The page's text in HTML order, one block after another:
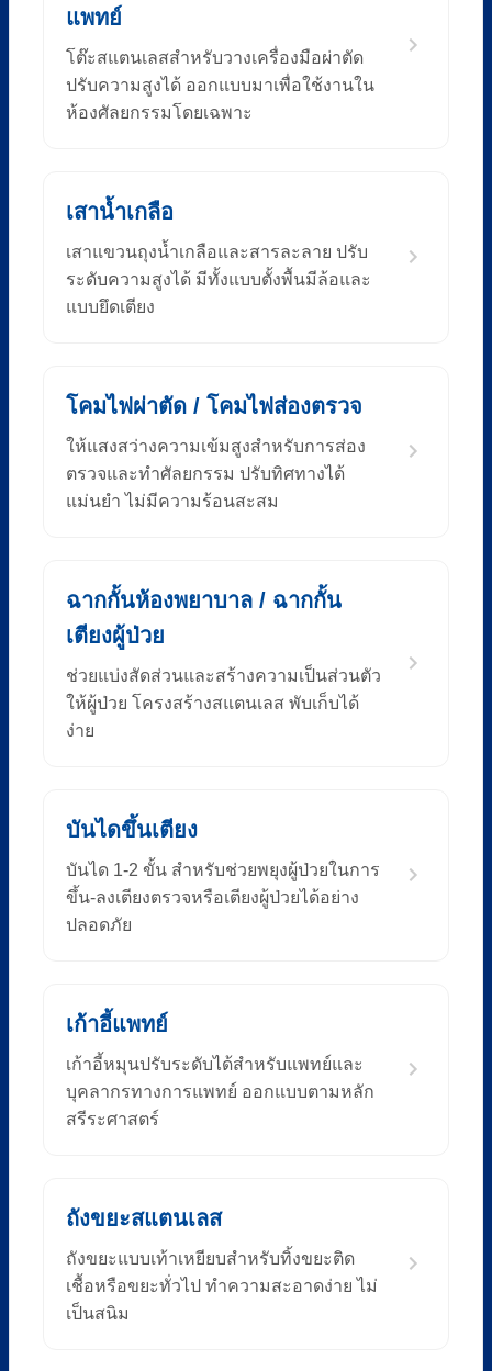
แพทย์
โต๊ะสแตนเลสสำหรับวางเครื่องมือผ่าตัด
ปรับความสูงได้ ออกแบบมาเพื่อใช้งานใน
ห้องศัลยกรรมโดยเฉพาะ
เสาน้ำเกลือ
เสาแขวนถุงน้ำเกลือและสารละลาย ปรับ
ระดับความสูงได้ มีทั้งแบบตั้งพื้นมีล้อและ
แบบยึดเตียง
โคมไฟผ่าตัด / โคมไฟส่องตรวจ
ให้แสงสว่างความเข้มสูงสำหรับการส่อง
ตรวจและทำศัลยกรรม ปรับทิศทางได้
แม่นยำ ไม่มีความร้อนสะสม
ฉากกั้นห้องพยาบาล / ฉากกั้น
เตียงผู้ป่วย
ช่วยแบ่งสัดส่วนและสร้างความเป็นส่วนตัว
ให้ผู้ป่วย โครงสร้างสแตนเลส พับเก็บได้
ง่าย
บันไดขึ้นเตียง
บันได 1-2 ขั้น สำหรับช่วยพยุงผู้ป่วยในการ
ขึ้น-ลงเตียงตรวจหรือเตียงผู้ป่วยได้อย่าง
ปลอดภัย
เก้าอี้แพทย์
เก้าอี้หมุนปรับระดับได้สำหรับแพทย์และ
บุคลากรทางการแพทย์ ออกแบบตามหลัก
สรีระศาสตร์
ถังขยะสแตนเลส
ถังขยะแบบเท้าเหยียบสำหรับทิ้งขยะติด
เชื้อหรือขยะทั่วไป ทำความสะอาดง่าย ไม่
เป็นสนิม